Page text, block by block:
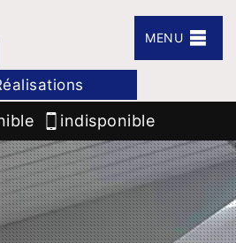
MENU
indisponible